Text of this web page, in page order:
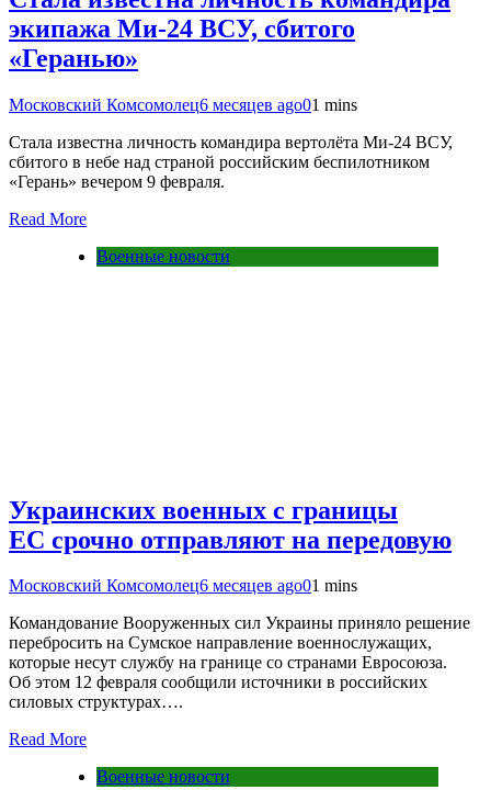
экипажа Ми-24 ВСУ, сбитого
«Геранью»
Московский Комсомолец6 месяцев ago01 mins
Стала известна личность командира вертолёта Ми-24 ВСУ,
сбитого в небе над страной российским беспилотником
«Герань» вечером 9 февраля.
Read More
Военные новости
Украинских военных с границы
ЕС срочно отправляют на передовую
Московский Комсомолец6 месяцев ago01 mins
Командование Вооруженных сил Украины приняло решение
перебросить на Сумское направление военнослужащих,
которые несут службу на границе со странами Евросоюза.
Об этом 12 февраля сообщили источники в российских
силовых структурах….
Read More
Военные новости